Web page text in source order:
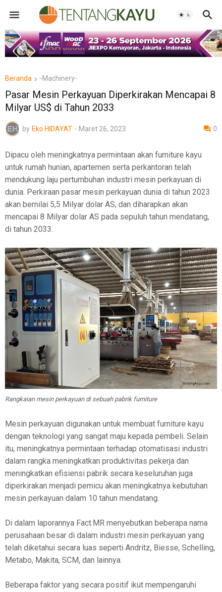
Beranda -Machinery-
Pasar Mesin Perkayuan Diperkirakan Mencapai 8
Milyar US$ di Tahun 2033
by Eko HIDAYAT - Maret 26, 2023 0
Dipacu oleh meningkatnya permintaan akan furniture kayu
untuk rumah hunian, apartemen serta perkantoran telah
mendukung laju pertumbuhan industri mesin perkayuan di
dunia. Perkiraan pasar mesin perkayuan dunia di tahun 2023
akan bernilai 5,5 Milyar dolar AS, dan diharapkan akan
mencapai 8 Milyar dolar AS pada sepuluh tahun mendatang,
di tahun 2033.
Rangkaian mesin perkayuan di sebuah pabrik furniture
Mesin perkayuan digunakan untuk membuat furniture kayu
dengan teknologi yang sangat maju kepada pembeli. Selain
itu, meningkatnya permintaan terhadap otomatisasi industri
dalam rangka meningkatkan produktivitas pekerja dan
meningkatkan efisiensi pabrik secara keseluruhan juga
diperkirakan menjadi pemicu akan meningkatnya kebutuhan
mesin perkayuan dalam 10 tahun mendatang.
Di dalam laporannya Fact.MR menyebutkan beberapa nama
perusahaan besar di dalam industri mesin perkayuan yang
telah diketahui secara luas seperti Andritz, Biesse, Schelling,
Metabo, Makita, SCM, dan lainnya.
Beberapa faktor yang secara positif ikut mempengaruhi